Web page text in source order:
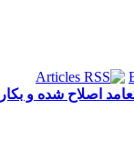
اصلاح شده و